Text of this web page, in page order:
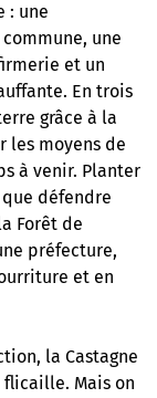
: une
une
et un
En trois
grâce à la
les moyens de
à venir. Planter
défendre
Forêt de
préfecture,
et en
la Castagne
Mais on